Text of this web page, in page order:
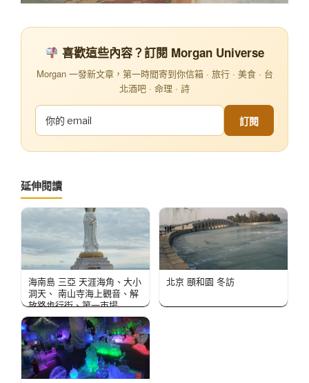
喜歡這些內容？訂閱 Morgan Universe
Morgan 一發新文章，第一時間寄到你信箱 · 旅行 · 美食 · 台
北酒吧 · 命理 · 詩
訂閱
延伸閱讀
海南島 三亞 天涯海角、大小
洞天、 南山寺海上觀音、解
放路步行街、第一市場
北京 頤和園 冬訪